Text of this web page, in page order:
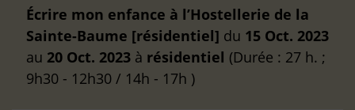
Écrire mon enfance à l’Hostellerie de la
Sainte-Baume [résidentiel] du 15 Oct. 2023
au 20 Oct. 2023 à résidentiel (Durée : 27 h. ;
9h30 - 12h30 / 14h - 17h )